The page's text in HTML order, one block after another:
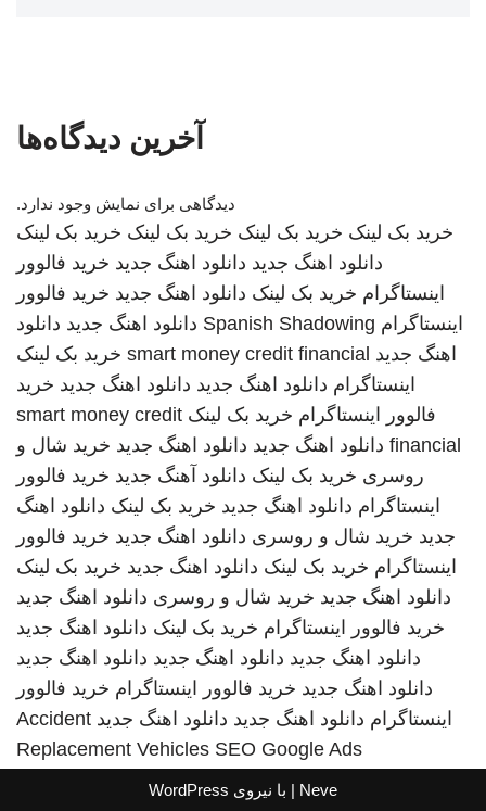
آخرین دیدگاه‌ها
دیدگاهی برای نمایش وجود ندارد.
خرید بک لینک خرید بک لینک خرید بک لینک خرید بک لینک
دانلود اهنگ جدید دانلود اهنگ جدید خرید فالوور
اینستاگرام خرید بک لینک دانلود اهنگ جدید خرید فالوور
اینستاگرام Spanish Shadowing دانلود اهنگ جدید دانلود
اهنگ جدید smart money credit financial خرید بک لینک
اینستاگرام دانلود اهنگ جدید دانلود اهنگ جدید خرید
فالوور اینستاگرام خرید بک لینک smart money credit
financial دانلود اهنگ جدید دانلود اهنگ جدید خرید شال و
روسری خرید بک لینک دانلود آهنگ جدید خرید فالوور
اینستاگرام دانلود اهنگ جدید خرید بک لینک دانلود اهنگ
جدید خرید شال و روسری دانلود اهنگ جدید خرید فالوور
اینستاگرام خرید بک لینک دانلود اهنگ جدید خرید بک لینک
دانلود اهنگ جدید خرید شال و روسری دانلود اهنگ جدید
خرید فالوور اینستاگرام خرید بک لینک دانلود اهنگ جدید
دانلود اهنگ جدید دانلود اهنگ جدید دانلود اهنگ جدید
دانلود اهنگ جدید خرید فالوور اینستاگرام خرید فالوور
اینستاگرام دانلود اهنگ جدید دانلود اهنگ جدید Accident
Replacement Vehicles SEO Google Ads
Neve | با نیروی WordPress